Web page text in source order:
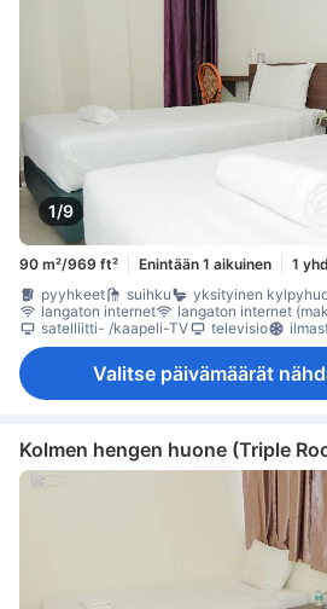
1/9
90 m²/969 ft² Enintään 1 aikuinen
1
pyyhkeet
suihku yksityinen
langaton internet
langaton internet
satelliitti- /kaapeli-TV
televisio
Valitse päivämäärät
Kolmen hengen huone (Triple